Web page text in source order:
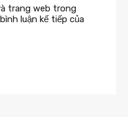
trang web trong
luận kế tiếp của